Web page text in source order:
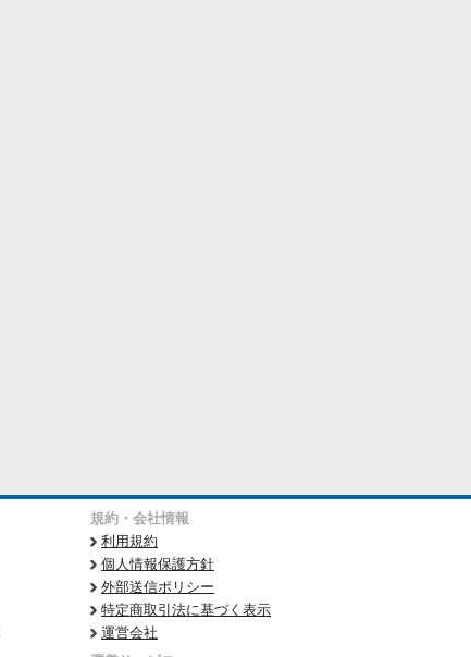
規約・会社情報
利用規約
個人情報保護方針
外部送信ポリシー
特定商取引法に基づく表示
運営会社